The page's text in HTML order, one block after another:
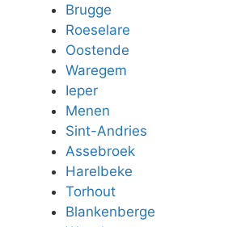
Brugge
Roeselare
Oostende
Waregem
Ieper
Menen
Sint-Andries
Assebroek
Harelbeke
Torhout
Blankenberge